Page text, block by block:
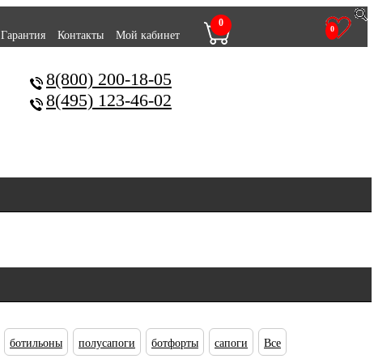
0
0
Гарантия Контакты Мой кабинет
8(800) 200-18-05
8(495) 123-46-02
ботильоны полусапоги ботфорты сапоги Все